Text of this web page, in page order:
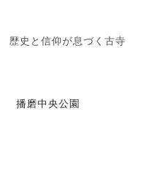
歴史と信仰が息づく古寺
播磨中央公園